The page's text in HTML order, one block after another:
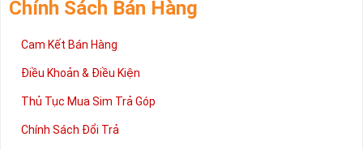
Chính Sách Bán Hàng
Cam Kết Bán Hàng
Điều Khoản & Điều Kiện
Thủ Tục Mua Sim Trả Góp
Chính Sách Đổi Trả